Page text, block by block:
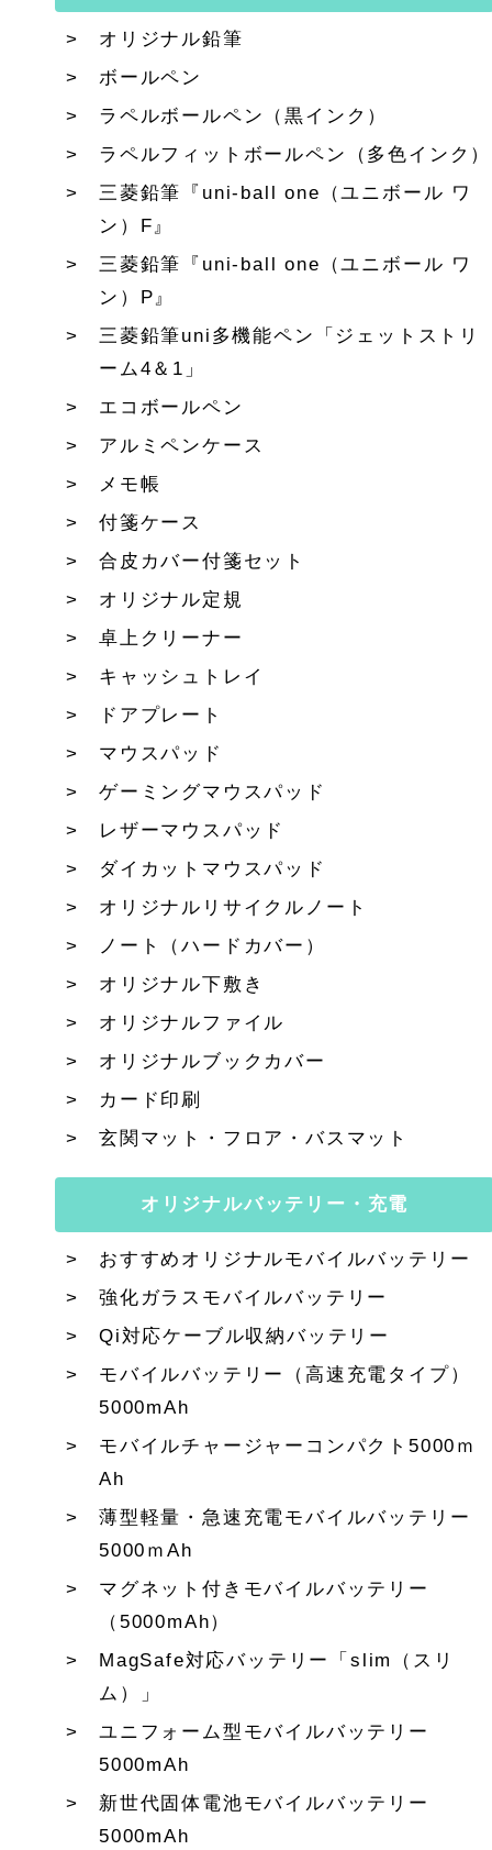
オリジナル鉛筆
ボールペン
ラペルボールペン（黒インク）
ラペルフィットボールペン（多色インク）
三菱鉛筆『uni-ball one（ユニボール ワ
ン）F』
三菱鉛筆『uni-ball one（ユニボール ワ
ン）P』
三菱鉛筆uni多機能ペン「ジェットストリ
ーム4＆1」
エコボールペン
アルミペンケース
メモ帳
付箋ケース
合皮カバー付箋セット
オリジナル定規
卓上クリーナー
キャッシュトレイ
ドアプレート
マウスパッド
ゲーミングマウスパッド
レザーマウスパッド
ダイカットマウスパッド
オリジナルリサイクルノート
ノート（ハードカバー）
オリジナル下敷き
オリジナルファイル
オリジナルブックカバー
カード印刷
玄関マット・フロア・バスマット
オリジナルバッテリー・充電
おすすめオリジナルモバイルバッテリー
強化ガラスモバイルバッテリー
Qi対応ケーブル収納バッテリー
モバイルバッテリー（高速充電タイプ）
5000mAh
モバイルチャージャーコンパクト5000ｍ
Ah
薄型軽量・急速充電モバイルバッテリー
5000ｍAh
マグネット付きモバイルバッテリー
（5000mAh）
MagSafe対応バッテリー「slim（スリ
ム）」
ユニフォーム型モバイルバッテリー
5000mAh
新世代固体電池モバイルバッテリー
5000mAh